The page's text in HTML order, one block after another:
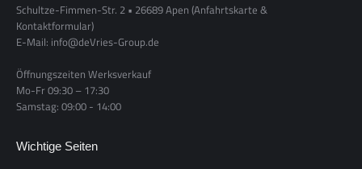
Schultze-Fimmen-Str. 2 • 26689 Apen (Anfahrtskarte &
Kontaktformular)
E-Mail: info@deVries-Group.de
Öffnungszeiten Werksverkauf
Mo-Fr 09:30 – 17:30
Samstag: 09:00 - 14:00
Wichtige Seiten